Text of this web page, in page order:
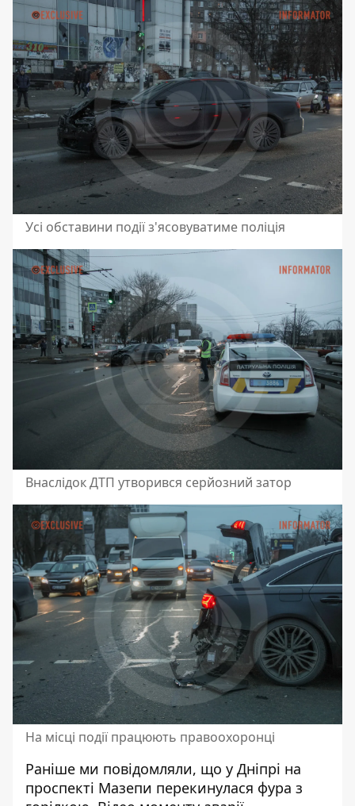
Усі обставини події з'ясовуватиме поліція
Внаслідок ДТП утворився серйозний затор
На місці події працюють правоохоронці
Раніше ми повідомляли, що у Дніпрі на
проспекті Мазепи перекинулася фура з